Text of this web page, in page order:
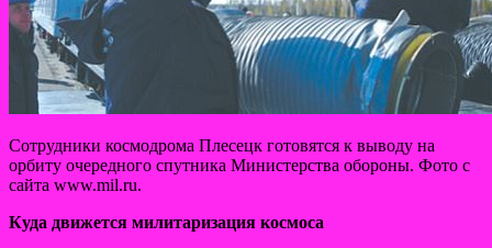
Сотрудники космодрома Плесецк готовятся к выводу на
орбиту очередного спутника Министерства обороны. Фото с
сайта www.mil.ru.
Куда движется милитаризация космоса